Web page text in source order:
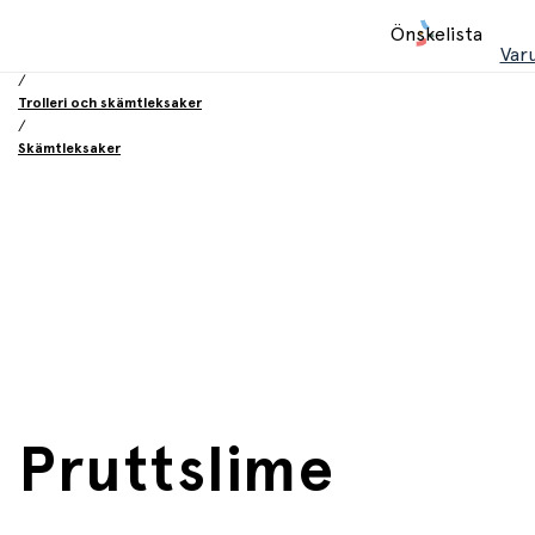
Önskelista
/
Trolleri och skämtleksaker
/
Skämtleksaker
Pruttslime